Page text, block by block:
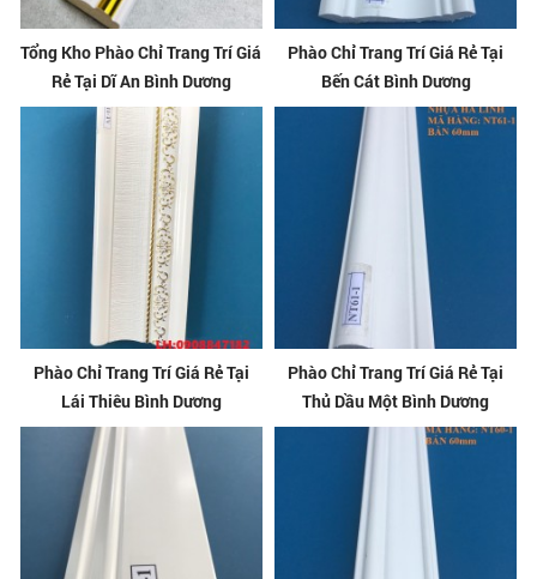
Tổng Kho Phào Chỉ Trang Trí Giá
Rẻ Tại Dĩ An Bình Dương
Phào Chỉ Trang Trí Giá Rẻ Tại
Bến Cát Bình Dương
Phào Chỉ Trang Trí Giá Rẻ Tại
Lái Thiêu Bình Dương
Phào Chỉ Trang Trí Giá Rẻ Tại
Thủ Dầu Một Bình Dương